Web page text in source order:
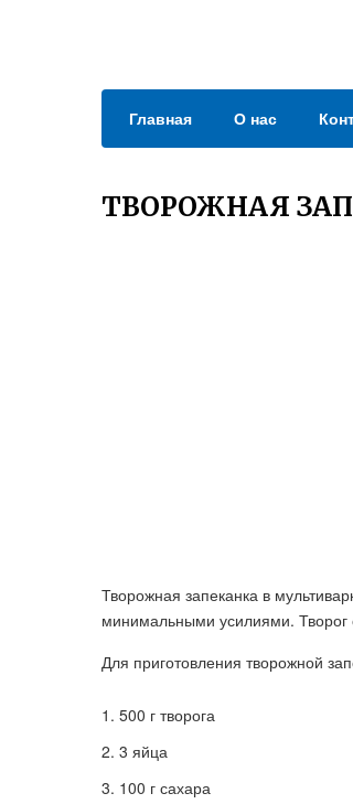
Главная О нас
ТВОРОЖНАЯ
Творожная запеканка в
минимальными усилиями. Творог
Для приготовления творожной
500 г творога
3 яйца
100 г сахара